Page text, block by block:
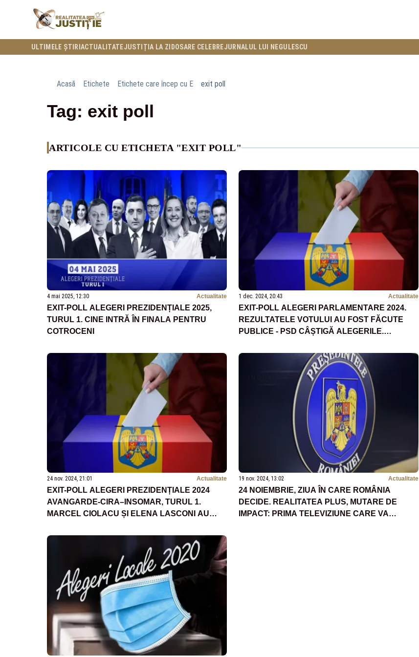
ULTIMELE ȘTIRI ACTUALITATEJUSTIȚIA LA ZI DOSARE CELEBREJURNALUL LUI NEGULESCU
Acasă Etichete Etichete care încep cu E exit poll
Tag: exit poll
ARTICOLE CU ETICHETA "EXIT POLL"
4 mai 2025, 12:30 Actualitate
EXIT-POLL ALEGERI PREZIDENȚIALE 2025,
TURUL 1. CINE INTRĂ ÎN FINALA PENTRU
COTROCENI
1 dec. 2024, 20:43 Actualitate
EXIT-POLL ALEGERI PARLAMENTARE 2024.
REZULTATELE VOTULUI AU FOST FĂCUTE
PUBLICE - PSD CÂȘTIGĂ ALEGERILE.
PRAGUL DE 5%
24 nov. 2024, 21:01 Actualitate
EXIT-POLL ALEGERI PREZIDENȚIALE 2024
AVANGARDE-CIRA–INSOMAR, TURUL 1.
MARCEL CIOLACU ȘI ELENA LASCONI AU
19 nov. 2024, 13:02 Actualitate
24 NOIEMBRIE, ZIUA ÎN CARE ROMÂNIA
DECIDE. REALITATEA PLUS, MUTARE DE
IMPACT: PRIMA TELEVIZIUNE CARE VA